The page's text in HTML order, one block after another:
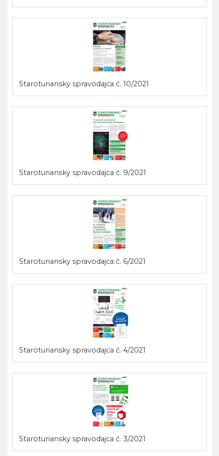
Staroturiansky spravodajca č. 10/2021
Staroturiansky spravodajca č. 9/2021
Staroturiansky spravodajca č. 6/2021
Staroturiansky spravodajca č. 4/2021
Staroturiansky spravodajca č. 3/2021